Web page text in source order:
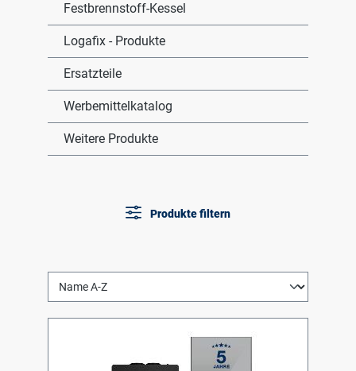
Festbrennstoff-Kessel
Logafix - Produkte
Ersatzteile
Werbemittelkatalog
Weitere Produkte
Produkte filtern